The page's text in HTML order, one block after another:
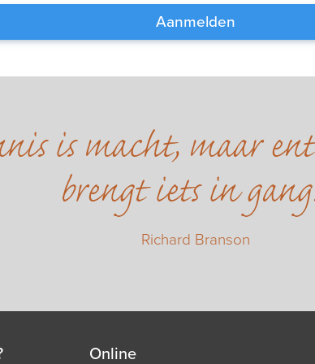
Aanmelden
is macht, maar
brengt iets in
Richard Branson
Online